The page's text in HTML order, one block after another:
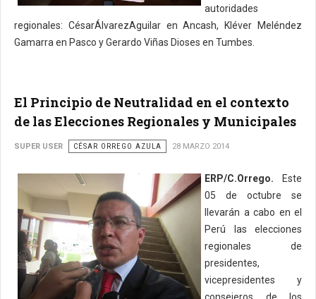
autoridades
regionales: CésarÁlvarezAguilar en Ancash, Kléver Meléndez
Gamarra en Pasco y Gerardo Viñas Dioses en Tumbes.
El Principio de Neutralidad en el contexto
de las Elecciones Regionales y Municipales
SUPER USER CÉSAR ORREGO AZULA 28 MARZO 2014
ERP/C.Orrego. Este
05 de octubre se
llevarán a cabo en el
Perú las elecciones
regionales de
presidentes,
vicepresidentes y